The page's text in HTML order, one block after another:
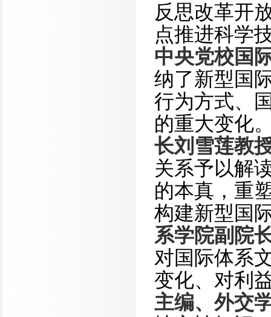
反思改革开
点推进科学
中央党校国
纳了新型国
行为方式、
的重大变化
长刘雪莲教
关系予以解
的本真，重
构建新型国
系学院副院
对国际体系
变化、对利
主编、外交